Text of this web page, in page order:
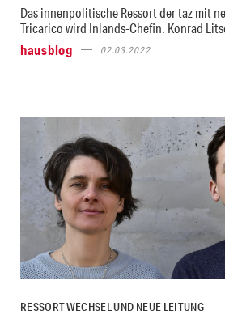
Das innenpolitische Ressort der taz mit
Tricarico wird Inlands-Chefin. Konrad
hausblog
02.03.2022
RESSORTWECHSEL UND NEUE LEITUNG